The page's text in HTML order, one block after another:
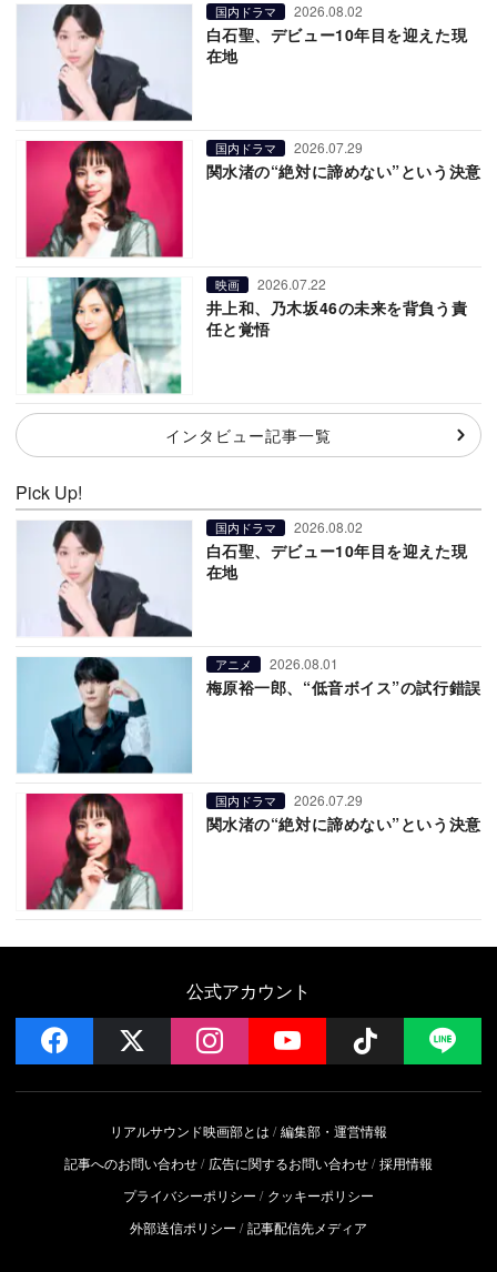
国内ドラマ 2026.08.02
白石聖、デビュー10年目を迎えた現
在地
国内ドラマ 2026.07.29
関水渚の“絶対に諦めない”という決意
映画 2026.07.22
井上和、乃木坂46の未来を背負う責
任と覚悟
インタビュー記事一覧
Pick Up!
国内ドラマ 2026.08.02
白石聖、デビュー10年目を迎えた現
在地
アニメ 2026.08.01
梅原裕一郎、“低音ボイス”の試行錯誤
国内ドラマ 2026.07.29
関水渚の“絶対に諦めない”という決意
公式アカウント
facebook instagramYouTube Follow
リアルサウンド映画部とは
編集部・運営情報
記事へのお問い合わせ
広告に関するお問い合わせ 採用情報
プライバシーポリシー
クッキーポリシー
外部送信ポリシー
記事配信先メディア